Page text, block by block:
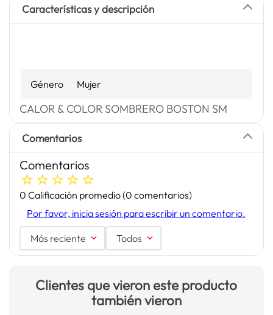
Características y descripción
Género Mujer
CALOR & COLOR SOMBRERO BOSTON SM
Comentarios
Comentarios
☆☆☆☆☆
0 Calificación promedio(0 comentarios)
Por favor, inicia sesión para escribir un comentario.
Más reciente Todos
Clientes que vieron este producto
también vieron